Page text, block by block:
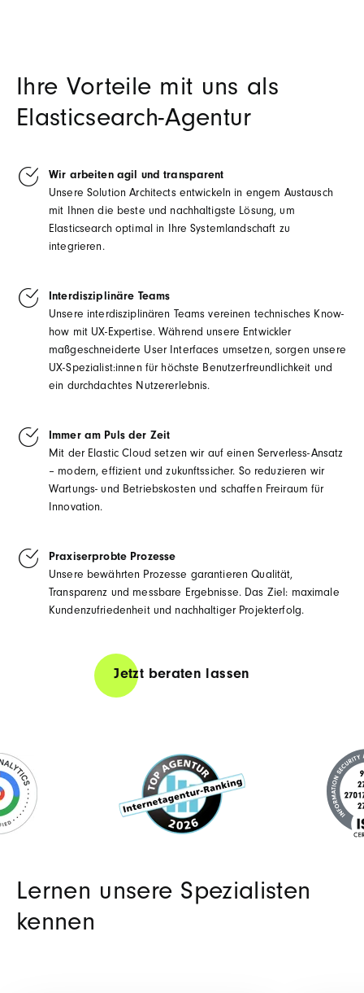
Ihre Vorteile mit uns als
Elasticsearch-Agentur
Jetzt beraten lassen
Wir arbeiten agil und transparent
Unsere Solution Architects entwickeln in engem Austausch
mit Ihnen die beste und nachhaltigste Lösung, um
Elasticsearch optimal in Ihre Systemlandschaft zu
integrieren.
Interdisziplinäre Teams
Unsere interdisziplinären Teams vereinen technisches Know-
how mit UX-Expertise. Während unsere Entwickler
maßgeschneiderte User Interfaces umsetzen, sorgen unsere
UX-Spezialist:innen für höchste Benutzerfreundlichkeit und
ein durchdachtes Nutzererlebnis.
Immer am Puls der Zeit
Mit der Elastic Cloud setzen wir auf einen Serverless-Ansatz
– modern, effizient und zukunftssicher. So reduzieren wir
Wartungs- und Betriebskosten und schaffen Freiraum für
Innovation.
Praxiserprobte Prozesse
Unsere bewährten Prozesse garantieren Qualität,
Transparenz und messbare Ergebnisse. Das Ziel: maximale
Kundenzufriedenheit und nachhaltiger Projekterfolg.
Lernen unsere Spezialisten
kennen